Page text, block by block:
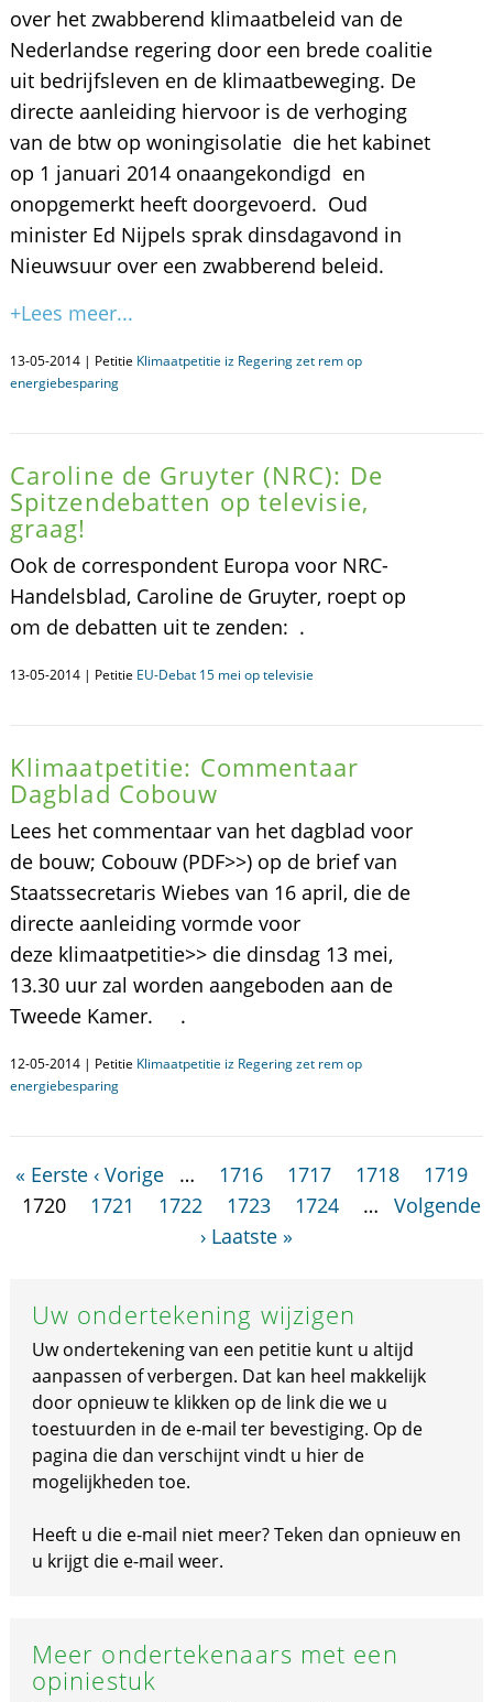
over het zwabberend klimaatbeleid van de
Nederlandse regering door een brede coalitie
uit bedrijfsleven en de klimaatbeweging. De
directe aanleiding hiervoor is de verhoging
van de btw op woningisolatie die het kabinet
op 1 januari 2014 onaangekondigd en
onopgemerkt heeft doorgevoerd. Oud
minister Ed Nijpels sprak dinsdagavond in
Nieuwsuur over een zwabberend beleid.
+Lees meer...
13-05-2014 | Petitie Klimaatpetitie iz Regering zet rem op
energiebesparing
Caroline de Gruyter (NRC): De
Spitzendebatten op televisie,
graag!
Ook de correspondent Europa voor NRC-
Handelsblad, Caroline de Gruyter, roept op
om de debatten uit te zenden: .
13-05-2014 | Petitie EU-Debat 15 mei op televisie
Klimaatpetitie: Commentaar
Dagblad Cobouw
Lees het commentaar van het dagblad voor
de bouw; Cobouw (PDF>>) op de brief van
Staatssecretaris Wiebes van 16 april, die de
directe aanleiding vormde voor
deze klimaatpetitie>> die dinsdag 13 mei,
13.30 uur zal worden aangeboden aan de
Tweede Kamer. .
12-05-2014 | Petitie Klimaatpetitie iz Regering zet rem op
energiebesparing
« Eerste ‹ Vorige … 1716 1717 1718
1719
1720
1721 1722 1723 1724 …
Volgende
› Laatste »
Uw ondertekening wijzigen
Uw ondertekening van een petitie kunt u altijd
aanpassen of verbergen. Dat kan heel makkelijk
door opnieuw te klikken op de link die we u
toestuurden in de e-mail ter bevestiging. Op de
pagina die dan verschijnt vindt u hier de
mogelijkheden toe.
Heeft u die e-mail niet meer? Teken dan opnieuw en
u krijgt die e-mail weer.
Meer ondertekenaars met een
opiniestuk